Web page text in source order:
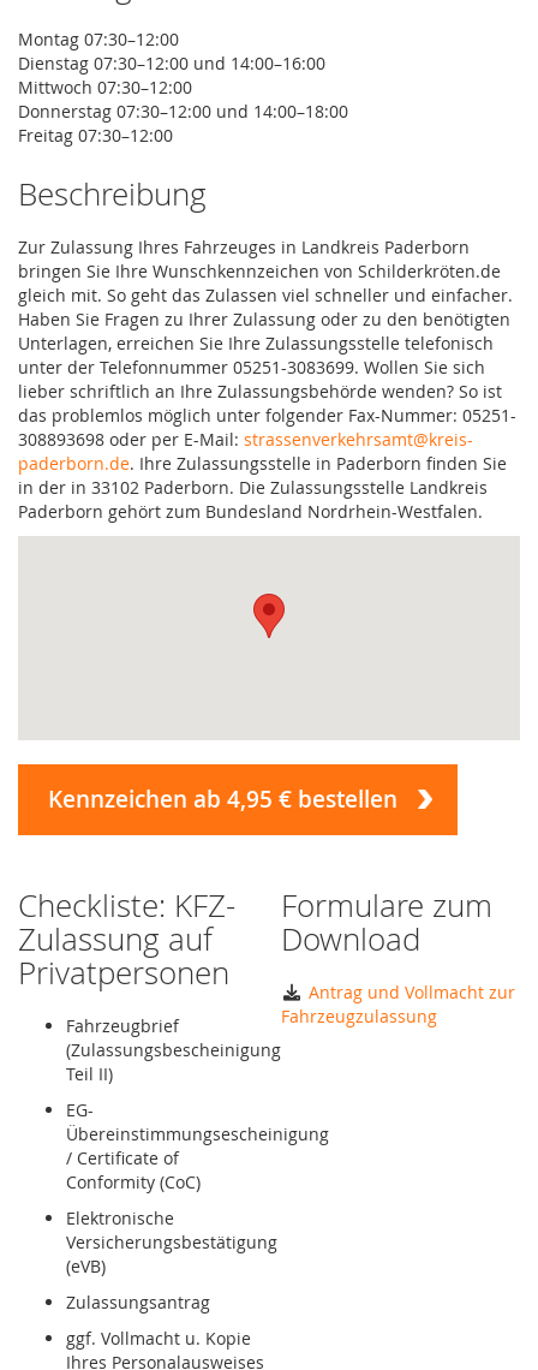
Montag 07:30–12:00
Dienstag 07:30–12:00 und 14:00–16:00
Mittwoch 07:30–12:00
Donnerstag 07:30–12:00 und 14:00–18:00
Freitag 07:30–12:00
Beschreibung
Zur Zulassung Ihres Fahrzeuges in Landkreis Paderborn
bringen Sie Ihre Wunschkennzeichen von Schilderkröten.de
gleich mit. So geht das Zulassen viel schneller und einfacher.
Haben Sie Fragen zu Ihrer Zulassung oder zu den benötigten
Unterlagen, erreichen Sie Ihre Zulassungsstelle telefonisch
unter der Telefonnummer 05251-3083699. Wollen Sie sich
lieber schriftlich an Ihre Zulassungsbehörde wenden? So ist
das problemlos möglich unter folgender Fax-Nummer: 05251-
308893698 oder per E-Mail: strassenverkehrsamt@kreis-
paderborn.de. Ihre Zulassungsstelle in Paderborn finden Sie
in der in 33102 Paderborn. Die Zulassungsstelle Landkreis
Paderborn gehört zum Bundesland Nordrhein-Westfalen.
Kennzeichen ab 4,95 € bestellen
Checkliste: KFZ-
Zulassung auf
Privatpersonen
Fahrzeugbrief
(Zulassungsbescheinigung
Teil II)
EG-
Übereinstimmungsescheinigung
/ Certificate of
Conformity (CoC)
Elektronische
Versicherungsbestätigung
(eVB)
Zulassungsantrag
ggf. Vollmacht u. Kopie
Ihres Personalausweises
Formulare zum
Download
Antrag und Vollmacht zur
Fahrzeugzulassung